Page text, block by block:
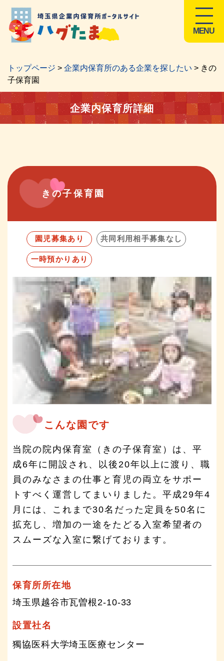
MENU
トップページ > 企業内保育所のある企業を探したい > きの
子保育園
企業内保育所詳細
きの子保育園
園児募集あり 共同利用相手募集なし
一時預かりあり
こんな園です
当院の院内保育室（きの子保育室）は、平
成6年に開設され、以後20年以上に渡り、職
員のみなさまの仕事と育児の両立をサポー
トすべく運営してまいりました。平成29年4
月には、これまで30名だった定員を50名に
拡充し、増加の一途をたどる入室希望者の
スムーズな入室に繋げております。
保育所所在地
埼玉県越谷市瓦曽根2-10-33
設置社名
獨協医科大学埼玉医療センター